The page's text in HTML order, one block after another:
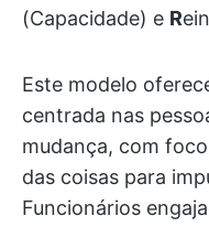
(Capacidade) e R
Este modelo
centrada nas
mudança, com
das coisas para
Funcionários